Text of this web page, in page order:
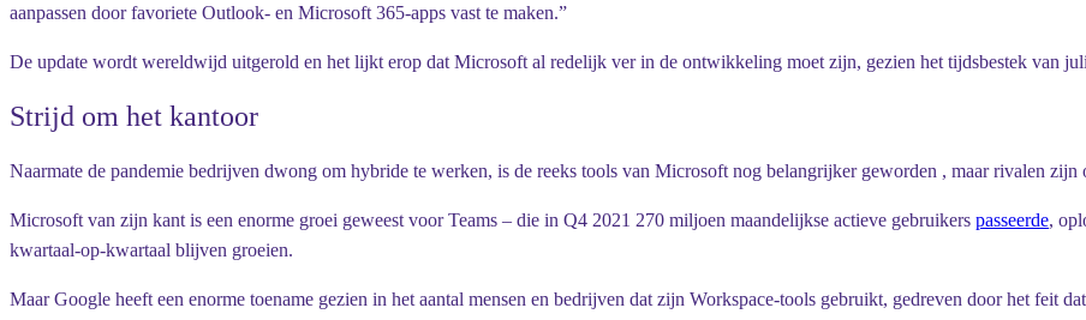
aanpassen door favoriete Outlook- en Microsoft 365-apps vast te maken.”
De update wordt wereldwijd uitgerold en het lijkt erop dat Microsoft al redelijk ver in de ontwikkeling moet zijn, gezien het tijdsbestek van
Strijd om het kantoor
Naarmate de pandemie bedrijven dwong om hybride te werken, is de reeks tools van Microsoft nog belangrijker geworden , maar rivalen zijn
Microsoft van zijn kant is een enorme groei geweest voor Teams – die in Q4 2021 270 miljoen maandelijkse actieve gebruikers passeerde,
kwartaal-op-kwartaal blijven groeien.
Maar Google heeft een enorme toename gezien in het aantal mensen en bedrijven dat zijn Workspace-tools gebruikt, gedreven door het feit